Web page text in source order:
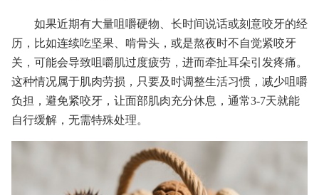
如果近期有大量咀嚼硬物、长时间说话或刻意咬牙的经
历，比如连续吃坚果、啃骨头，或是熬夜时不自觉紧咬牙
关，可能会导致咀嚼肌过度疲劳，进而牵扯耳朵引发疼痛。
这种情况属于肌肉劳损，只要及时调整生活习惯，减少咀嚼
负担，避免紧咬牙，让面部肌肉充分休息，通常3-7天就能
自行缓解，无需特殊处理。